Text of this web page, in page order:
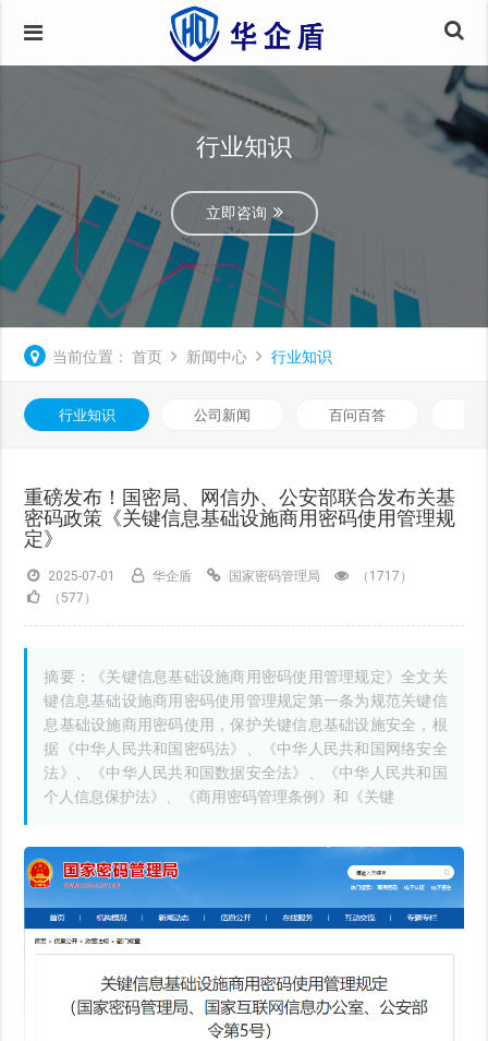
行业知识
立即咨询
当前位置： 首页 新闻中心 行业知识
行业知识 公司新闻 百问百答
重磅发布！国密局、网信办、公安部联合发布关基
密码政策《关键信息基础设施商用密码使用管理规
定》
2025-07-01 华企盾 国家密码管理局
（1717）
（577）
摘要：《关键信息基础设施商用密码使用管理规定》全文关
键信息基础设施商用密码使用管理规定第一条为规范关键信
息基础设施商用密码使用，保护关键信息基础设施安全，根
据《中华人民共和国密码法》、《中华人民共和国网络安全
法》、《中华人民共和国数据安全法》、《中华人民共和国
个人信息保护法》、《商用密码管理条例》和《关键